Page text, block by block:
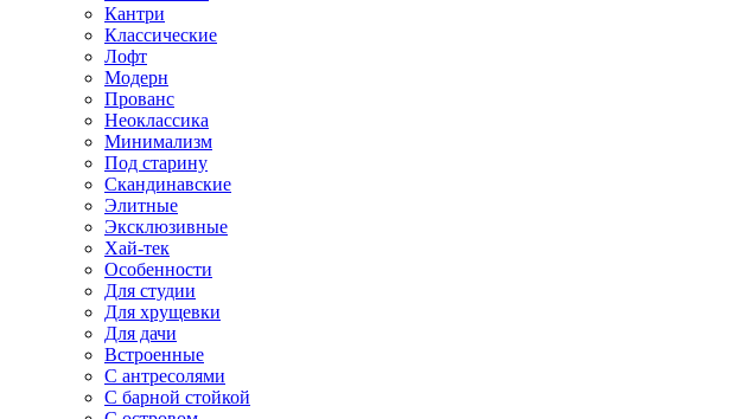
Кантри
Классические
Лофт
Модерн
Прованс
Неоклассика
Минимализм
Под старину
Скандинавские
Элитные
Эксклюзивные
Хай-тек
Особенности
Для студии
Для хрущевки
Для дачи
Встроенные
С антресолями
С барной стойкой